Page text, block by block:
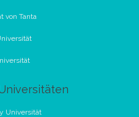
von Tanta
Universität